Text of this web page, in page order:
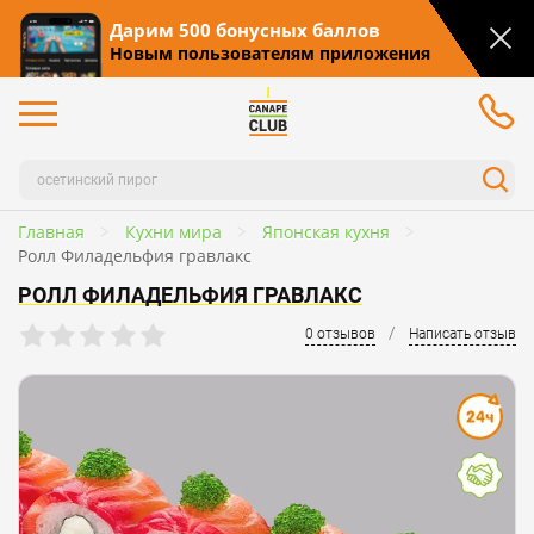
Дарим 500 бонусных баллов
Новым пользователям приложения
Главная Кухни мира
Японская кухня
Ролл Филадельфия гравлакс
РОЛЛ ФИЛАДЕЛЬФИЯ ГРАВЛАКС
0 отзывов / Написать отзыв